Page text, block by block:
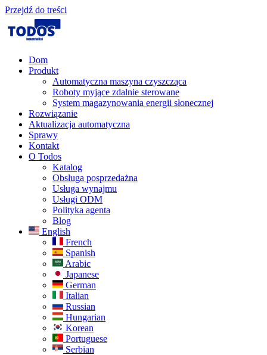
Przejdź do treści
Dom
Produkt
Automatyczna maszyna czyszcząca
Roboty myjące zdalnie sterowane
System magazynowania energii słonecznej
Rozwiązanie​
Aktualizacja automatyczna
Sprawy
Kontakt
O Todos
Katalog
Obsługa posprzedażna
Usługa wynajmu
Usługi ODM
Polityka agenta
Blog
English
French
Spanish
Arabic
Japanese
German
Italian
Russian
Hungarian
Korean
Portuguese
Serbian